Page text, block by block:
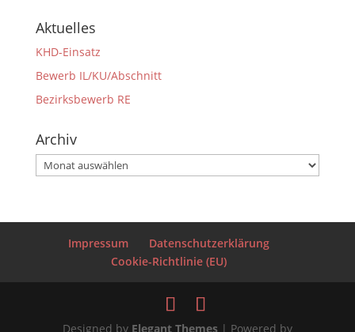
Aktuelles
KHD-Einsatz
Bewerb IL/KU/Abschnitt
Bezirksbewerb RE
Archiv
Archiv
Impressum
Datenschutzerklärung
Cookie-Richtlinie (EU)
Designed by Elegant Themes| Powered by